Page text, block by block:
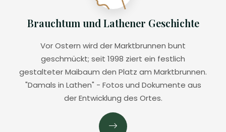
Brauchtum und Lathener Geschichte
Vor Ostern wird der Marktbrunnen bunt
geschmückt; seit 1998 ziert ein festlich
gestalteter Maibaum den Platz am Marktbrunnen.
"Damals in Lathen" - Fotos und Dokumente aus
der Entwicklung des Ortes.